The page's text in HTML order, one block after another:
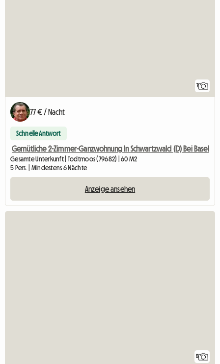
7
77 € / Nacht
Schnelle Antwort
Gemütliche 2-Zimmer-Ganzwohnung In Schwartzwald (D) Bei Basel
Gesamte Unterkunft | Todtmoos (79682) | 60 M2
5 Pers. | Mindestens 6 Nächte
Anzeige ansehen
5